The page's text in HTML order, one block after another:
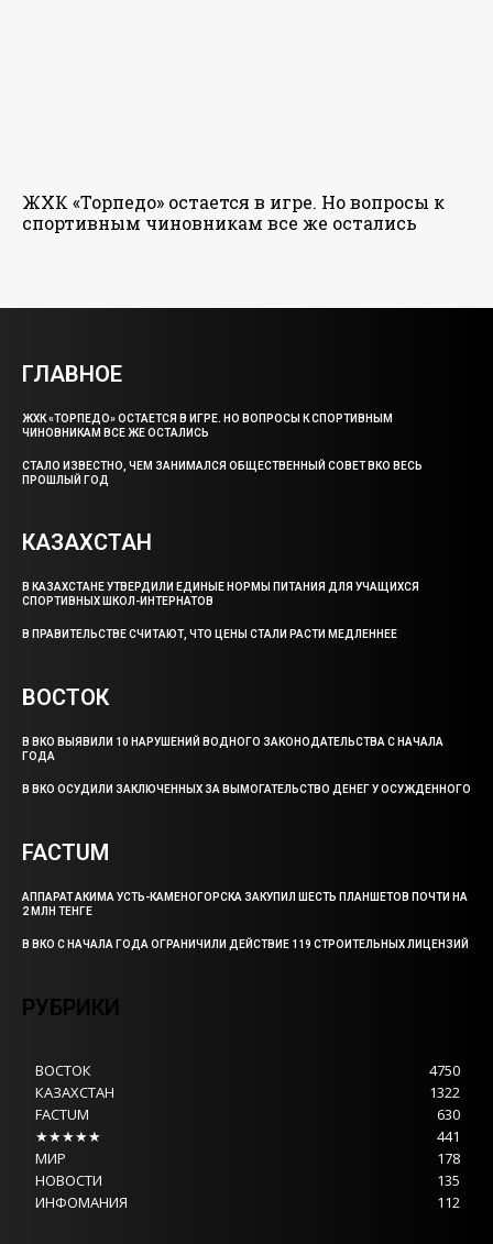
ЖХК «Торпедо» остается в игре. Но вопросы к
спортивным чиновникам все же остались
ГЛАВНОЕ
ЖХК «ТОРПЕДО» ОСТАЕТСЯ В ИГРЕ. НО ВОПРОСЫ К СПОРТИВНЫМ
ЧИНОВНИКАМ ВСЕ ЖЕ ОСТАЛИСЬ
СТАЛО ИЗВЕСТНО, ЧЕМ ЗАНИМАЛСЯ ОБЩЕСТВЕННЫЙ СОВЕТ ВКО ВЕСЬ
ПРОШЛЫЙ ГОД
КАЗАХСТАН
В КАЗАХСТАНЕ УТВЕРДИЛИ ЕДИНЫЕ НОРМЫ ПИТАНИЯ ДЛЯ УЧАЩИХСЯ
СПОРТИВНЫХ ШКОЛ-ИНТЕРНАТОВ
В ПРАВИТЕЛЬСТВЕ СЧИТАЮТ, ЧТО ЦЕНЫ СТАЛИ РАСТИ МЕДЛЕННЕЕ
ВОСТОК
В ВКО ВЫЯВИЛИ 10 НАРУШЕНИЙ ВОДНОГО ЗАКОНОДАТЕЛЬСТВА С НАЧАЛА
ГОДА
В ВКО ОСУДИЛИ ЗАКЛЮЧЕННЫХ ЗА ВЫМОГАТЕЛЬСТВО ДЕНЕГ У ОСУЖДЕННОГО
FACTUM
АППАРАТ АКИМА УСТЬ-КАМЕНОГОРСКА ЗАКУПИЛ ШЕСТЬ ПЛАНШЕТОВ ПОЧТИ НА
2 МЛН ТЕНГЕ
В ВКО С НАЧАЛА ГОДА ОГРАНИЧИЛИ ДЕЙСТВИЕ 119 СТРОИТЕЛЬНЫХ ЛИЦЕНЗИЙ
РУБРИКИ
ВОСТОК
4750
КАЗАХСТАН
1322
FACTUM
630
★★★★★
441
МИР
178
НОВОСТИ
135
ИНФОМАНИЯ
112